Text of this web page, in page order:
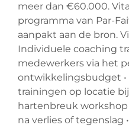
meer dan €60.000.
programma van Par-
aanpakt aan de bron.
Individuele coaching
medewerkers via het
ontwikkelingsbudget •
trainingen op locatie
hartenbreuk
na verlies of tegenslag